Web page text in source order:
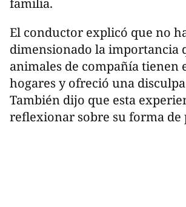
El conductor explicó que no
dimensionado la importancia
animales de compañía tienen
hogares y ofreció una
También dijo que esta
reflexionar sobre su forma de